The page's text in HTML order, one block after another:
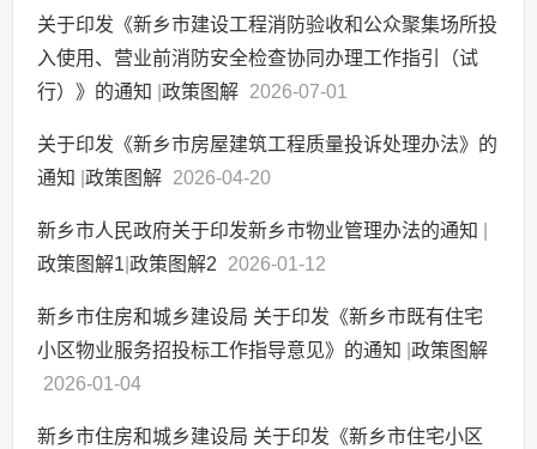
关于印发《新乡市建设工程消防验收和公众聚集场所投
入使用、营业前消防安全检查协同办理工作指引（试
行）》的通知 政策图解 2026-07-01
关于印发《新乡市房屋建筑工程质量投诉处理办法》的
通知 政策图解 2026-04-20
新乡市人民政府关于印发新乡市物业管理办法的通知
政策图解1 政策图解2 2026-01-12
新乡市住房和城乡建设局 关于印发《新乡市既有住宅
小区物业服务招投标工作指导意见》的通知 政策图解
2026-01-04
新乡市住房和城乡建设局 关于印发《新乡市住宅小区